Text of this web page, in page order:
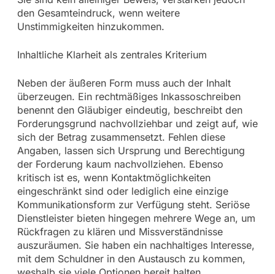
den Gesamteindruck, wenn weitere
Unstimmigkeiten hinzukommen.
Inhaltliche Klarheit als zentrales Kriterium
Neben der äußeren Form muss auch der Inhalt
überzeugen. Ein rechtmäßiges Inkassoschreiben
benennt den Gläubiger eindeutig, beschreibt den
Forderungsgrund nachvollziehbar und zeigt auf, wie
sich der Betrag zusammensetzt. Fehlen diese
Angaben, lassen sich Ursprung und Berechtigung
der Forderung kaum nachvollziehen. Ebenso
kritisch ist es, wenn Kontaktmöglichkeiten
eingeschränkt sind oder lediglich eine einzige
Kommunikationsform zur Verfügung steht. Seriöse
Dienstleister bieten hingegen mehrere Wege an, um
Rückfragen zu klären und Missverständnisse
auszuräumen. Sie haben ein nachhaltiges Interesse,
mit dem Schuldner in den Austausch zu kommen,